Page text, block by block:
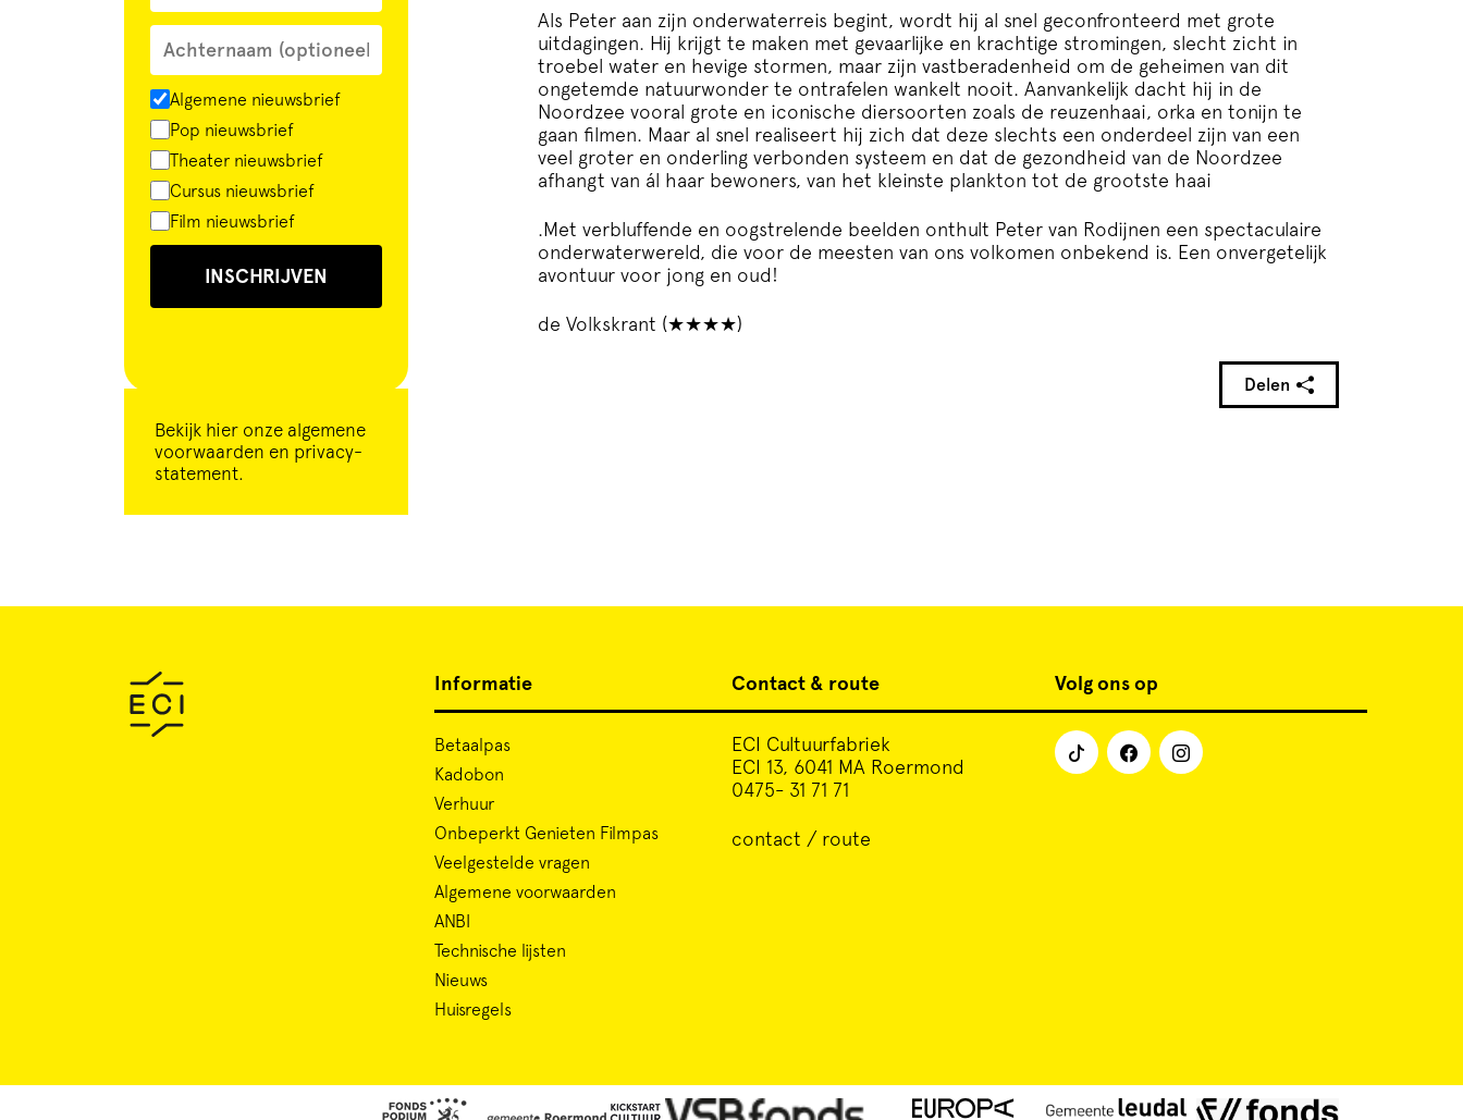
Algemene nieuwsbrief
Pop nieuwsbrief
Theater nieuwsbrief
Cursus nieuwsbrief
Film nieuwsbrief
INSCHRIJVEN
Bekijk hier onze algemene
voorwaarden en privacy-
statement.
Als Peter aan zijn onderwaterreis begint, wordt hij al snel geconfronteerd met grote
uitdagingen. Hij krijgt te maken met gevaarlijke en krachtige stromingen, slecht zicht in
troebel water en hevige stormen, maar zijn vastberadenheid om de geheimen van dit
ongetemde natuurwonder te ontrafelen wankelt nooit. Aanvankelijk dacht hij in de
Noordzee vooral grote en iconische diersoorten zoals de reuzenhaai, orka en tonijn te
gaan filmen. Maar al snel realiseert hij zich dat deze slechts een onderdeel zijn van een
veel groter en onderling verbonden systeem en dat de gezondheid van de Noordzee
afhangt van ál haar bewoners, van het kleinste plankton tot de grootste haai
.Met verbluffende en oogstrelende beelden onthult Peter van Rodijnen een spectaculaire
onderwaterwereld, die voor de meesten van ons volkomen onbekend is. Een onvergetelijk
avontuur voor jong en oud!
de Volkskrant (★★★★)
Delen
Informatie
Betaalpas
Kadobon
Verhuur
Onbeperkt Genieten Filmpas
Veelgestelde vragen
Algemene voorwaarden
ANBI
Technische lijsten
Nieuws
Huisregels
Contact & route
ECI Cultuurfabriek
ECI 13, 6041 MA Roermond
0475- 31 71 71
contact / route
Volg ons op